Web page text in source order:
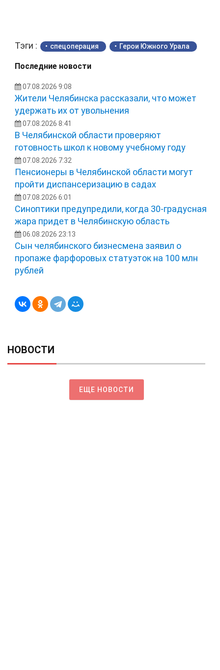
Тэги : спецоперация Герои Южного Урала
Последние новости
07.08.2026 9:08
Жители Челябинска рассказали, что может
удержать их от увольнения
07.08.2026 8:41
В Челябинской области проверяют
готовность школ к новому учебному году
07.08.2026 7:32
Пенсионеры в Челябинской области могут
пройти диспансеризацию в садах
07.08.2026 6:01
Синоптики предупредили, когда 30-градусная
жара придет в Челябинскую область
06.08.2026 23:13
Сын челябинского бизнесмена заявил о
пропаже фарфоровых статуэток на 100 млн
рублей
НОВОСТИ
ЕЩЕ НОВОСТИ